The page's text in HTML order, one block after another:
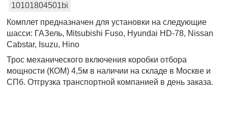
10101804501bi
Комплет предназначен для установки на следующие
шасси: ГАЗель, Mitsubishi Fuso, Hyundai HD-78, Nissan
Cabstar, Isuzu, Hino
Трос механического включения коробки отбора
мощности (КОМ) 4,5м в наличии на складе в Москве и
СПб. Отгрузка транспортной компанией в день заказа.